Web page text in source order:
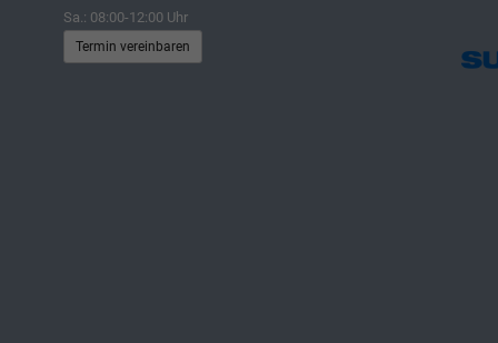
Sa.: 08:00-12:00 Uhr
Termin vereinbaren